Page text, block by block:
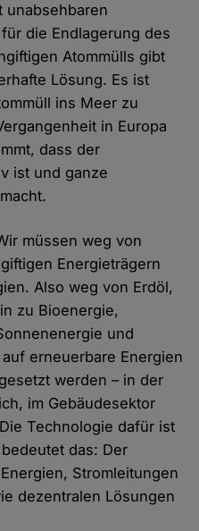
unabsehbaren
die Endlagerung des
Atommülls gibt
Lösung. Es ist
ins Meer zu
in Europa
dass der
ist und ganze
müssen weg von
Energieträgern
Also weg von Erdöl,
zu Bioenergie,
und
erneuerbare Energien
werden – in der
im Gebäudesektor
Technologie dafür ist
das: Der
Stromleitungen
dezentralen Lösungen